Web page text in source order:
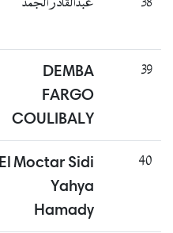
38 عبدالقادر الجمد
39
DEMBA
FARGO
COULIBALY
40
El Moctar Sidi
Yahya
Hamady